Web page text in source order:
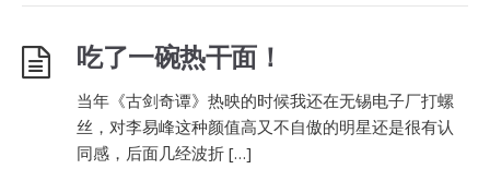
吃了一碗热干面！
当年《古剑奇谭》热映的时候我还在无锡电子厂打螺
丝，对李易峰这种颜值高又不自傲的明星还是很有认
同感，后面几经波折 […]